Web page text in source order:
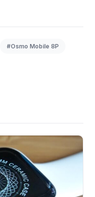
#Osmo Mobile 8P